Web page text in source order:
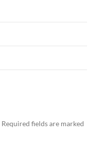
Required fields are marked